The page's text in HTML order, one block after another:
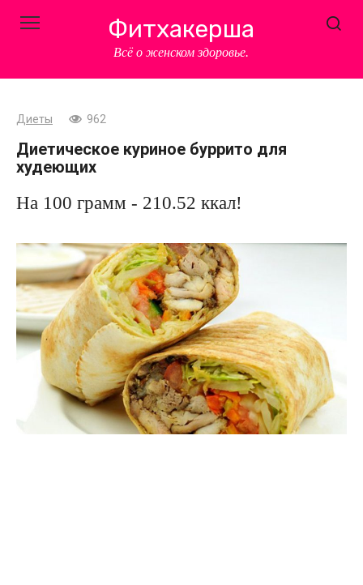
Фитхакерша
Всё о женском здоровье.
Диеты 962
Диетическое куриное буррито для
худеющих
На 100 грамм - 210.52 ккал!